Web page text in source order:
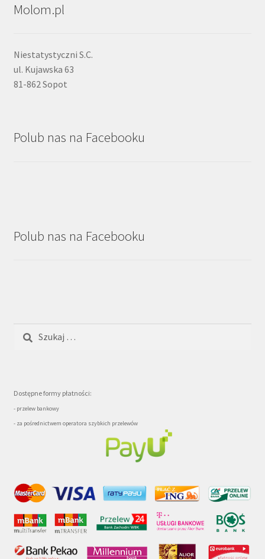
Molom.pl
Niestatystyczni S.C.
ul. Kujawska 63
81-862 Sopot
Polub nas na Facebooku
Polub nas na Facebooku
Szukaj:
Dostępne formy płatności:
- przelew bankowy
- za pośrednictwem operatora szybkich przelewów